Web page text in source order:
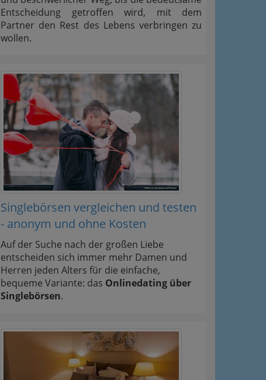
Entscheidung getroffen wird, mit dem
Partner den Rest des Lebens verbringen zu
wollen.
Singlebörsen vergleichen und testen
- anonym und ohne Kosten
Auf der Suche nach der großen Liebe
entscheiden sich immer mehr Damen und
Herren jeden Alters für die einfache,
bequeme Variante: das Onlinedating über
Singlebörsen.